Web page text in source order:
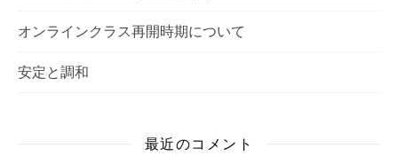
オンラインクラス再開時期について
安定と調和
最近のコメント